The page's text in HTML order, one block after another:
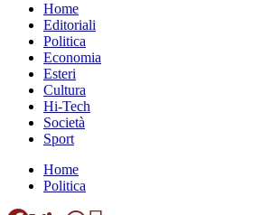
Home
Editoriali
Politica
Economia
Esteri
Cultura
Hi-Tech
Società
Sport
Home
Politica